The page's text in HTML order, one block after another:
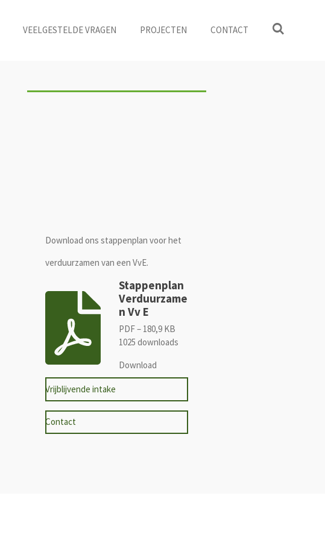
VEELGESTELDE VRAGEN PROJECTEN CONTACT
Download ons stappenplan voor het
verduurzamen van een VvE.
Stappenplan
Verduurzame
n Vv E
PDF – 180,9 KB
1025 downloads
Download
Vrijblijvende intake
Contact